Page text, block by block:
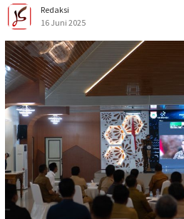
Redaksi
16 Juni 2025